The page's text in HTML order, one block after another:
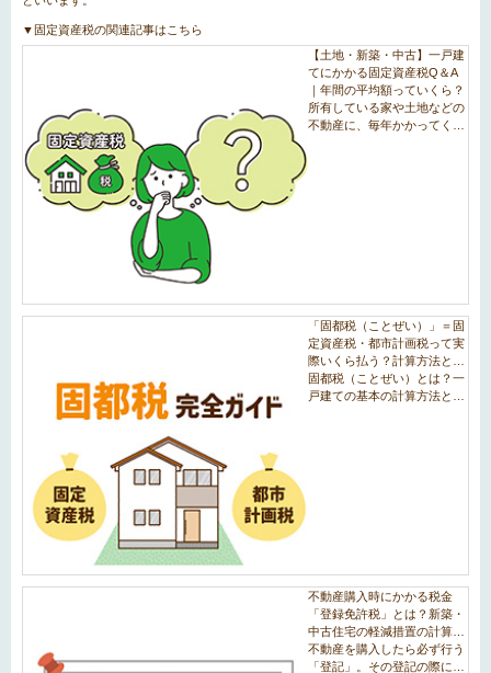
▼固定資産税の関連記事はこちら